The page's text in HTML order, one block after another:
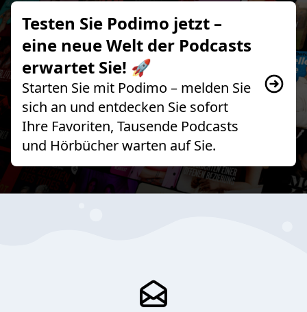
Testen Sie Podimo jetzt –
eine neue Welt der Podcasts
erwartet Sie! 🚀
Starten Sie mit Podimo – melden Sie
sich an und entdecken Sie sofort
Ihre Favoriten, Tausende Podcasts
und Hörbücher warten auf Sie.